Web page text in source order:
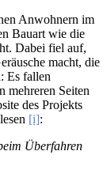
Anwohnern im
Bauart wie die
Dabei fiel auf,
macht, die
Es fallen
mehreren Seiten
des Projekts
[i]:
Überfahren